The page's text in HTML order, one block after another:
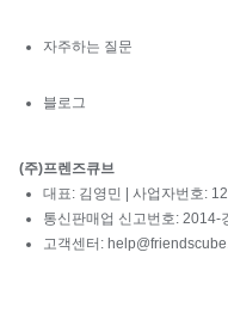
자주하는 질문
블로그
(주)프렌즈큐브
대표: 김영민 | 사업자번호:
통신판매업 신고번호: 2014-
고객센터: